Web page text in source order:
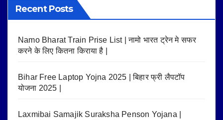
Recent Posts
Namo Bharat Train Prise List | नामो भारत ट्रेन मे सफर
करने के लिए कितना किराया है |
Bihar Free Laptop Yojna 2025 | बिहार फ्री लैपटॉप
योजना 2025 |
Laxmibai Samajik Suraksha Penson Yojana |